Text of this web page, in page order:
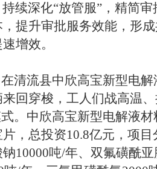
持续深化“放管服”，精简
提升审批服务效能，形
增效。
清流县中欣高宝新型电
回穿梭，工人们战高温
式。中欣高宝新型电解液
，总投资10.8亿元，项
10000吨/年、双氟磺酰